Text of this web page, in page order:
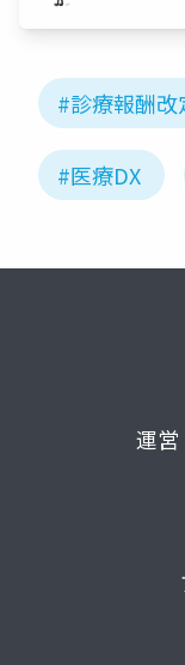
#診療報酬改
#医療DX
運営